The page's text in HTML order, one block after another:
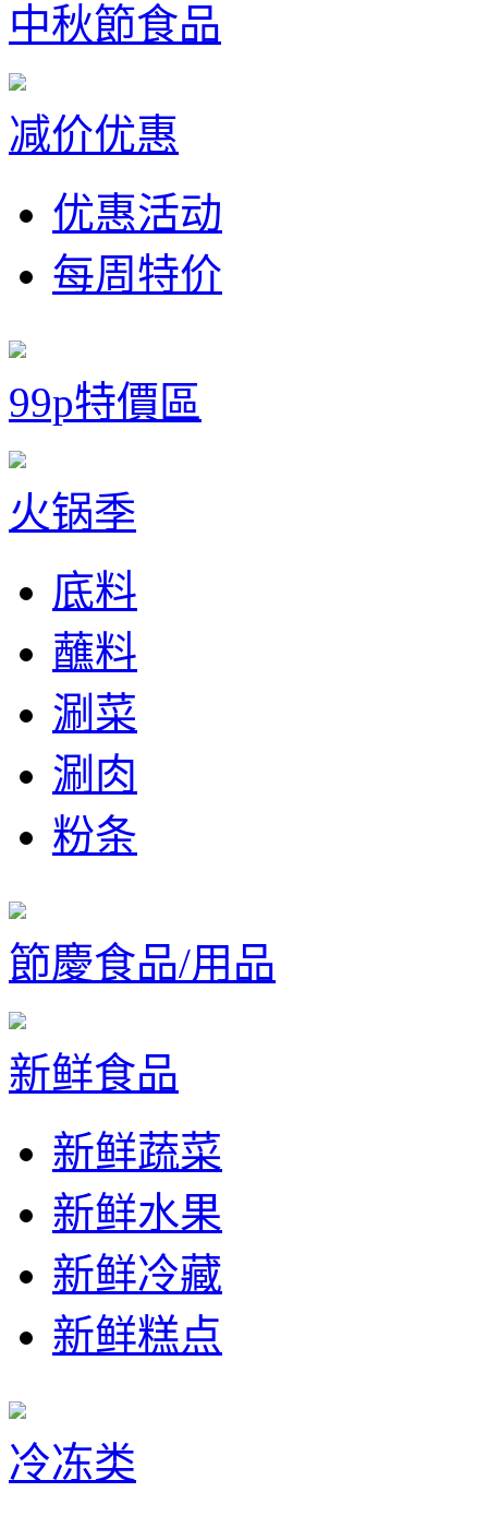
中秋節食品
减价优惠
优惠活动
每周特价
99p特價區
火锅季
底料
蘸料
涮菜
涮肉
粉条
節慶食品/用品
新鲜食品
新鲜蔬菜
新鲜水果
新鲜冷藏
新鲜糕点
冷冻类